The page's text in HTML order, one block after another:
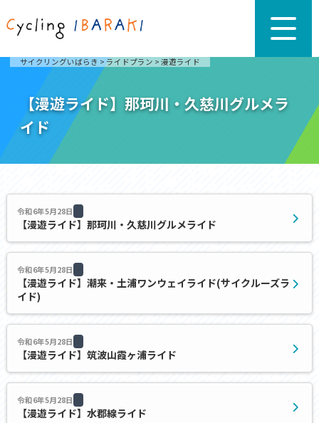
サイクリングいばらき > ライドプラン > 漫遊ライド
【漫遊ライド】那珂川・久慈川グルメラ
イド
令和6年5月28日
【漫遊ライド】那珂川・久慈川グルメライド
令和6年5月28日
【漫遊ライド】潮来・土浦ワンウェイライド(サイクルーズラ
イド)
令和6年5月28日
【漫遊ライド】筑波山霞ヶ浦ライド
令和6年5月28日
【漫遊ライド】水郡線ライド